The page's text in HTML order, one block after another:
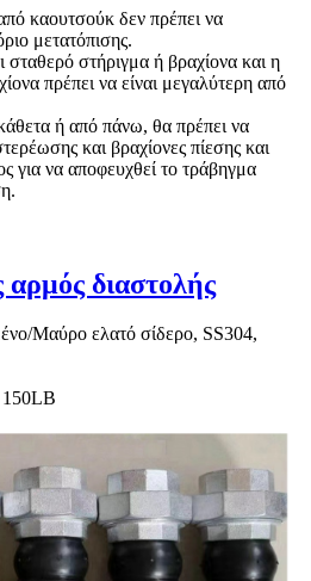
καουτσούκ δεν πρέπει να
μετατόπισης.
σταθερό στήριγμα ή βραχίονα και η
πρέπει να είναι μεγαλύτερη από
ή από πάνω, θα πρέπει να
και βραχίονες πίεσης και
για να αποφευχθεί το τράβηγμα
αρμός διαστολής
Μαύρο ελατό σίδερο, SS304,
150LB